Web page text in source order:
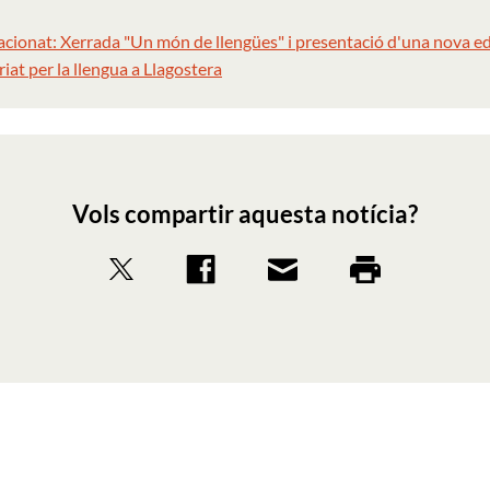
Xerrada "Un món de llengües" i presentació d'una nova
per la llengua a Llagostera
Vols compartir aquesta notícia?